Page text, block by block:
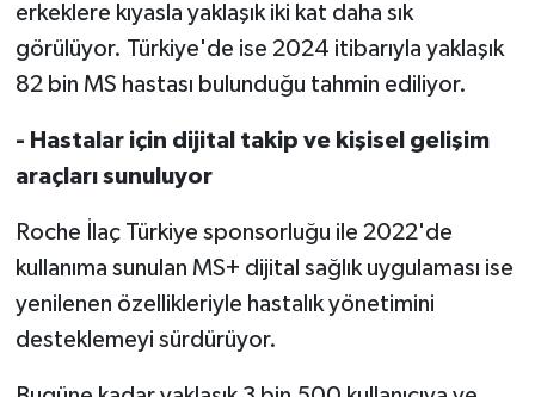
erkeklere kıyasla yaklaşık iki kat daha sık
görülüyor. Türkiye'de ise 2024 itibarıyla yaklaşık
82 bin MS hastası bulunduğu tahmin ediliyor.
- Hastalar için dijital takip ve kişisel gelişim
araçları sunuluyor
Roche İlaç Türkiye sponsorluğu ile 2022'de
kullanıma sunulan MS+ dijital sağlık uygulaması ise
yenilenen özellikleriyle hastalık yönetimini
desteklemeyi sürdürüyor.